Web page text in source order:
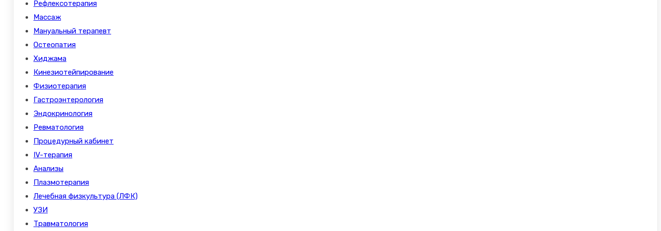
Рефлексотерапия
Массаж
Мануальный терапевт
Остеопатия
Хиджама
Кинезиотейпирование
Физиотерапия
Гастроэнтерология
Эндокринология
Ревматология
Процедурный кабинет
IV-терапия
Анализы
Плазмотерапия
Лечебная физкультура (ЛФК)
УЗИ
Травматология